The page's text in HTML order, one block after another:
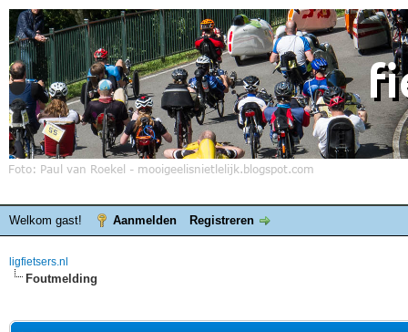
Welkom gast! Aanmelden Registreren
ligfietsers.nl
Foutmelding